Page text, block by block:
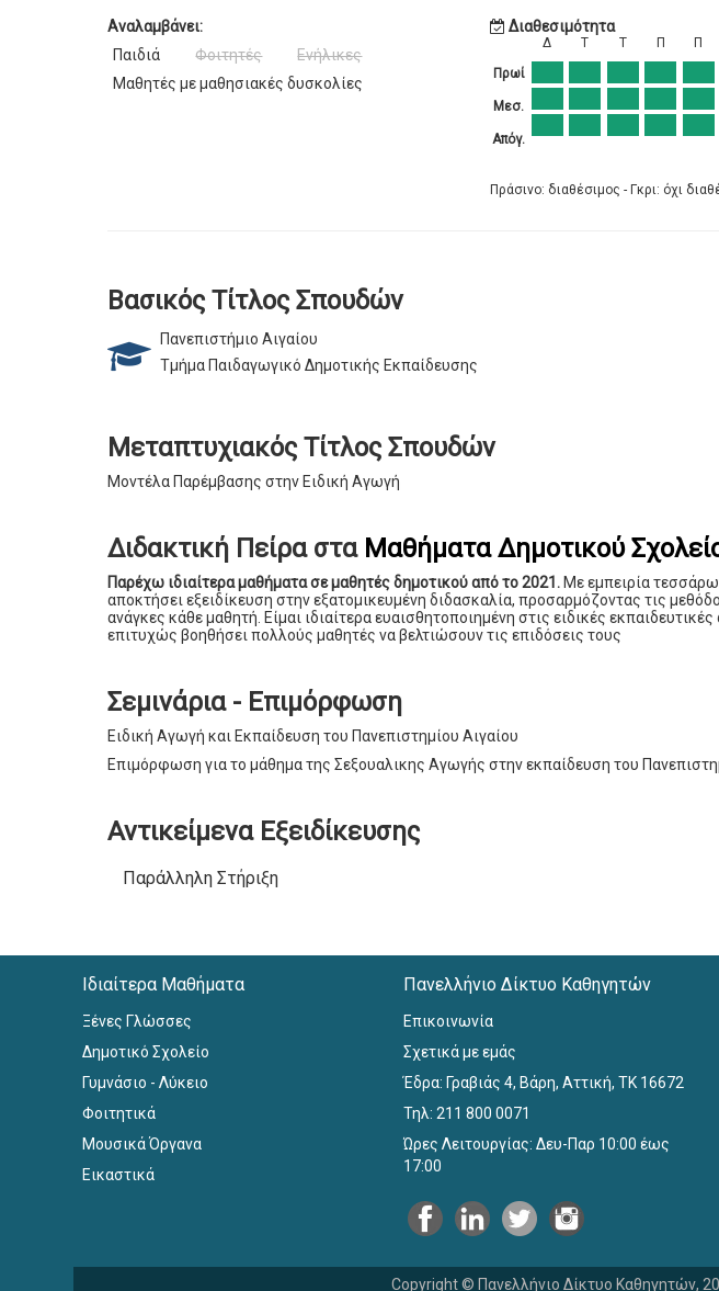
Αναλαμβάνει:
Παιδιά
Φοιτητές
Ενήλικες
Μαθητές με μαθησιακές δυσκολίες
Διαθεσιμότητα
Πρωί
Μεσ.
Απόγ.
Δ Τ Τ Π Π
Πράσινο: διαθέσιμος - Γκρι: όχι
Βασικός Τίτλος Σπουδών
Πανεπιστήμιο Αιγαίου
Τμήμα Παιδαγωγικό Δημοτικής Εκπαίδευσης
Μεταπτυχιακός Τίτλος Σπουδών
Μοντέλα Παρέμβασης στην Ειδική Αγωγή
Διδακτική Πείρα στα Μαθήματα Δημοτικού
Παρέχω ιδιαίτερα μαθήματα σε μαθητές δημοτικού από το 2021. Με εμπειρία
αποκτήσει εξειδίκευση στην εξατομικευμένη διδασκαλία, προσαρμόζοντας τις
ανάγκες κάθε μαθητή. Είμαι ιδιαίτερα ευαισθητοποιημένη στις ειδικές
επιτυχώς βοηθήσει πολλούς μαθητές να βελτιώσουν τις επιδόσεις τους
Σεμινάρια - Επιμόρφωση
Ειδική Αγωγή και Εκπαίδευση του Πανεπιστημίου Αιγαίου
Επιμόρφωση για το μάθημα της Σεξουαλικης Αγωγής στην εκπαίδευση του
Αντικείμενα Εξειδίκευσης
Παράλληλη Στήριξη
Ιδιαίτερα Μαθήματα
Ξένες Γλώσσες
Δημοτικό Σχολείο
Γυμνάσιο - Λύκειο
Φοιτητικά
Μουσικά Όργανα
Εικαστικά
Πανελλήνιο Δίκτυο Καθηγητών
Επικοινωνία
Σχετικά με εμάς
Έδρα: Γραβιάς 4, Βάρη, Αττική, ΤΚ 16672
Τηλ: 211 800 0071
Ώρες Λειτουργίας: Δευ-Παρ 10:00 έως
17:00
Copyright © Πανελλήνιο Δίκτυο Καθηγητών,